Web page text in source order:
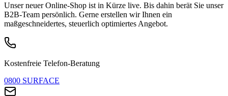
Unser neuer Online-Shop ist in Kürze live. Bis dahin berät Sie unser
B2B-Team persönlich. Gerne erstellen wir Ihnen ein
maßgeschneidertes, steuerlich optimiertes Angebot.
Kostenfreie Telefon-Beratung
0800 SURFACE